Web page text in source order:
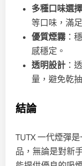
多種口味選擇
等口味，滿
優質煙霧 ：
感穩定。
透明設計 ：
量，避免乾抽
結論
TUTX 一代煙彈
品，無論是對新